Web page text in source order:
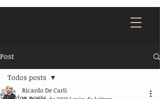
Post
Todos posts
Ricardo De Carli